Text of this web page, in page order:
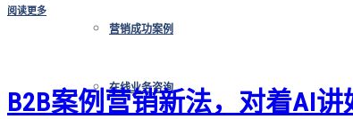
营销成功案例
在线业务咨询
阅读更多
B2B案例营销新法，对着AI